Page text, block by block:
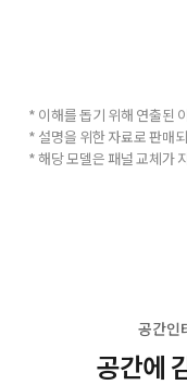
* 이해를 돕기 위해 연출된
* 설명을 위한 자료로 판매
* 해당 모델은 패널 교체가
공간인
공간에